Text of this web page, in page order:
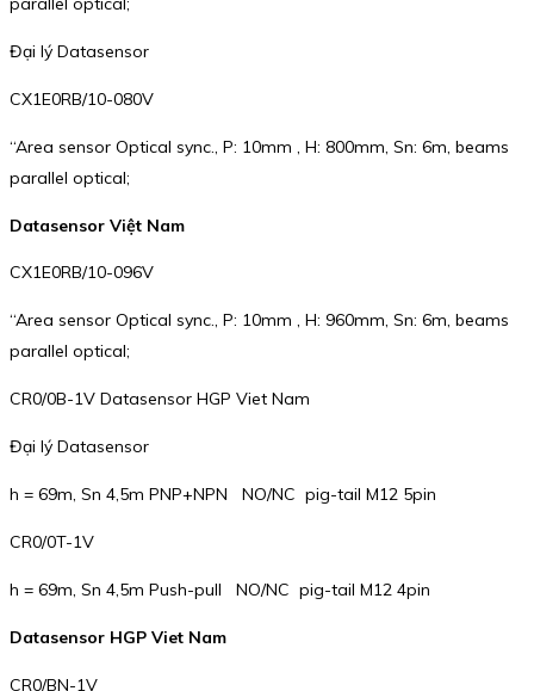
Đại lý Datasensor
CX1E0RB/10-080V
“Area sensor Optical sync., P: 10mm , H: 800mm, Sn: 6m, beams
parallel optical;
Datasensor Việt Nam
CX1E0RB/10-096V
“Area sensor Optical sync., P: 10mm , H: 960mm, Sn: 6m, beams
parallel optical;
CR0/0B-1V Datasensor HGP Viet Nam
Đại lý Datasensor
h = 69m, Sn 4,5m PNP+NPN NO/NC pig-tail M12 5pin
CR0/0T-1V
h = 69m, Sn 4,5m Push-pull NO/NC pig-tail M12 4pin
Datasensor HGP Viet Nam
CR0/BN-1V